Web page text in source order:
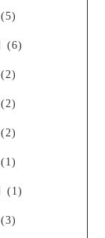
(5)
(6)
(2)
(2)
(2)
(1)
(1)
(3)